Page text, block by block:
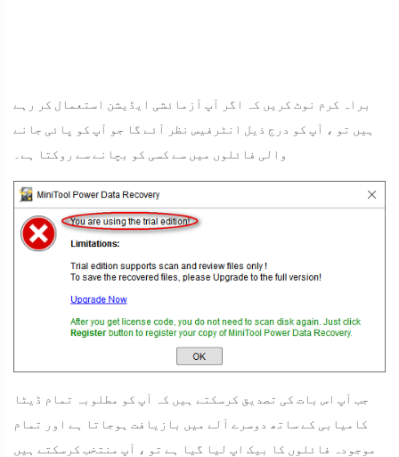
براہ کرم نوٹ کریں کہ اگر آپ آزمائشی ایڈیشن استعمال کر رہے
ہیں تو ، آپ کو درج ذیل انٹرفیس نظر آئے گا جو آپ کو پائی جانے
والی فائلوں میں سے کسی کو بچانے سے روکتا ہے۔
جب آپ اس بات کی تصدیق کرسکتے ہیں کہ آپ کو مطلوبہ تمام ڈیٹا
کامیابی کے ساتھ دوسرے آلے میں بازیافت ہوجاتا ہے اور تمام
موجودہ فائلوں کا بیک اپ لیا گیا ہے تو ، آپ منتخب کرسکتے ہیں